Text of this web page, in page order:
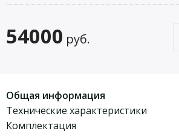
54000 руб.
Общая информация
Технические характеристики
Комплектация